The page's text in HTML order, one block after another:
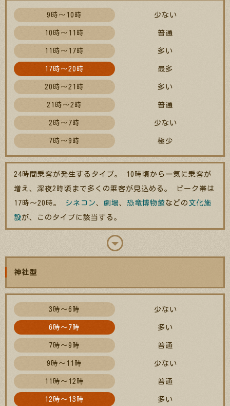
9時～10時 少ない
10時～11時 普通
11時～17時 多い
17時～20時 最多
20時～21時 多い
21時～2時 普通
2時～7時 少ない
7時～9時 極少
24時間乗客が発生するタイプ。 10時頃から一気に乗客が
増え、深夜2時頃まで多くの乗客が見込める。 ピーク帯は
17時～20時。 シネコン、 劇場、 恐竜博物館などの 文化施
設が、このタイプに該当する。
神社型
3時～6時 少ない
6時～7時 多い
7時～9時 普通
9時～11時 少ない
11時～12時 普通
12時～13時 多い